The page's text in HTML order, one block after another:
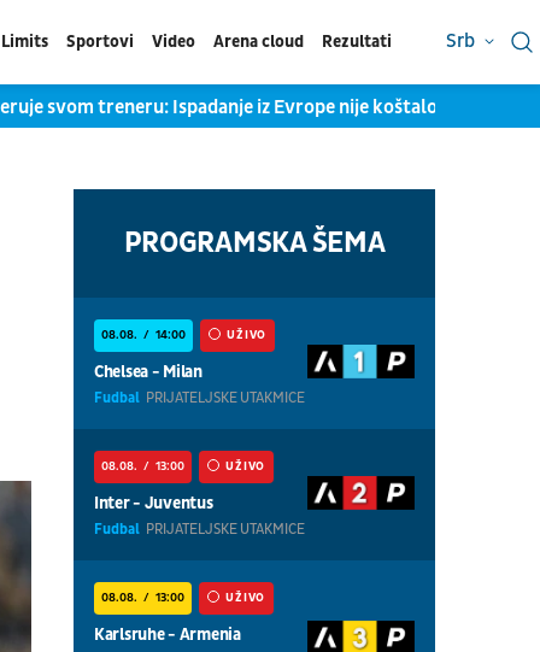
Limits Sportovi Video Arena cloud Rezultati Srb
svom treneru: Ispadanje iz Evrope nije koštalo Kokovića
PROGRAMSKA ŠEMA
08.08. 14:00 UŽIVO
Chelsea - Milan
Fudbal PRIJATELJSKE UTAKMICE
08.08. 13:00 UŽIVO
Inter - Juventus
Fudbal PRIJATELJSKE UTAKMICE
08.08. 13:00 UŽIVO
Karlsruhe - Armenia